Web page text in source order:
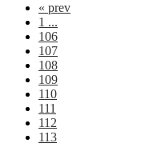
« prev
1 ...
106
107
108
109
110
111
112
113